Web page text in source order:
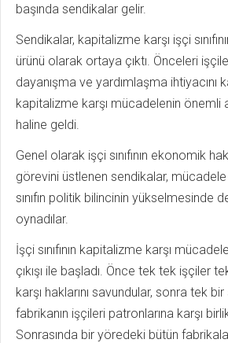
başında sendikalar gelir.
Sendikalar, kapitalizme karşı işçi
ürünü olarak ortaya çıktı. Önceleri
dayanışma ve yardımlaşma ihtiyacını
kapitalizme karşı mücadelenin önemli
haline geldi.
Genel olarak işçi sınıfının ekonomik
görevini üstlenen sendikalar,
sınıfın politik bilincinin yükselmesinde
oynadılar.
İşçi sınıfının kapitalizme karşı
çıkışı ile başladı. Önce tek tek işçiler
karşı haklarını savundular, sonra tek
fabrikanın işçileri patronlarına karşı
Sonrasında bir yöredeki bütün